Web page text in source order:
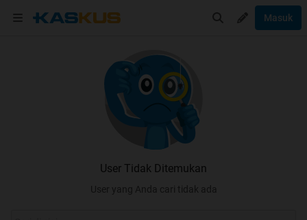
Masuk
User Tidak Ditemukan
User yang Anda cari tidak ada